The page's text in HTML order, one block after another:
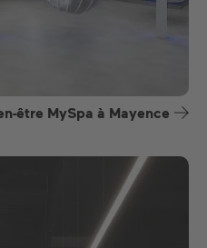
être MySpa à Mayence